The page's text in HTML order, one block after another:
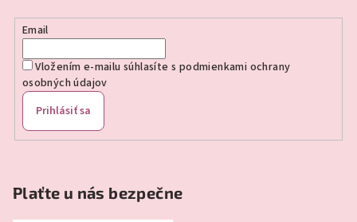
Email
Vložením e-mailu súhlasíte s podmienkami ochrany
osobných údajov
Prihlásiť sa
Plaťte u nás bezpečne